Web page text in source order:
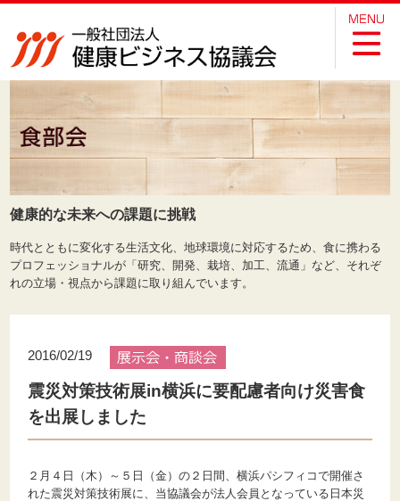
健康的な未来への課題に挑戦
時代とともに変化する生活文化、地球環境に対応するため、食に携わる
プロフェッショナルが「研究、開発、栽培、加工、流通」など、それぞ
れの立場・視点から課題に取り組んでいます。
2016/02/19
震災対策技術展in横浜に要配慮者向け災害食
を出展しました
２月４日（木）～５日（金）の２日間、横浜パシフィコで開催さ
れた震災対策技術展に、当協議会が法人会員となっている日本災